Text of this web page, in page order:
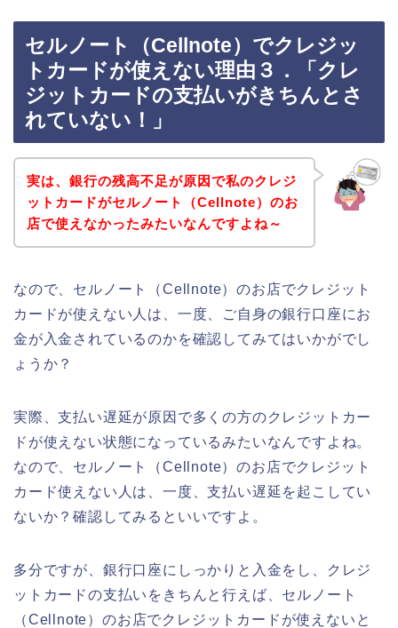
セルノート（Cellnote）でクレジッ
トカードが使えない理由３．「クレ
ジットカードの支払いがきちんとさ
れていない！」
実は、銀行の残高不足が原因で私のクレジ
ットカードがセルノート（Cellnote）のお
店で使えなかったみたいなんですよね～
なので、セルノート（Cellnote）のお店でクレジット
カードが使えない人は、一度、ご自身の銀行口座にお
金が入金されているのかを確認してみてはいかがでし
ょうか？
実際、支払い遅延が原因で多くの方のクレジットカー
ドが使えない状態になっているみたいなんですよね。
なので、セルノート（Cellnote）のお店でクレジット
カード使えない人は、一度、支払い遅延を起こしてい
ないか？確認してみるといいですよ。
多分ですが、銀行口座にしっかりと入金をし、クレジ
ットカードの支払いをきちんと行えば、セルノート
（Cellnote）のお店でクレジットカードが使えないと